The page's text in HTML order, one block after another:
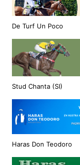
De Turf Un Poco
Stud Chanta (SI)
Haras Don Teodoro